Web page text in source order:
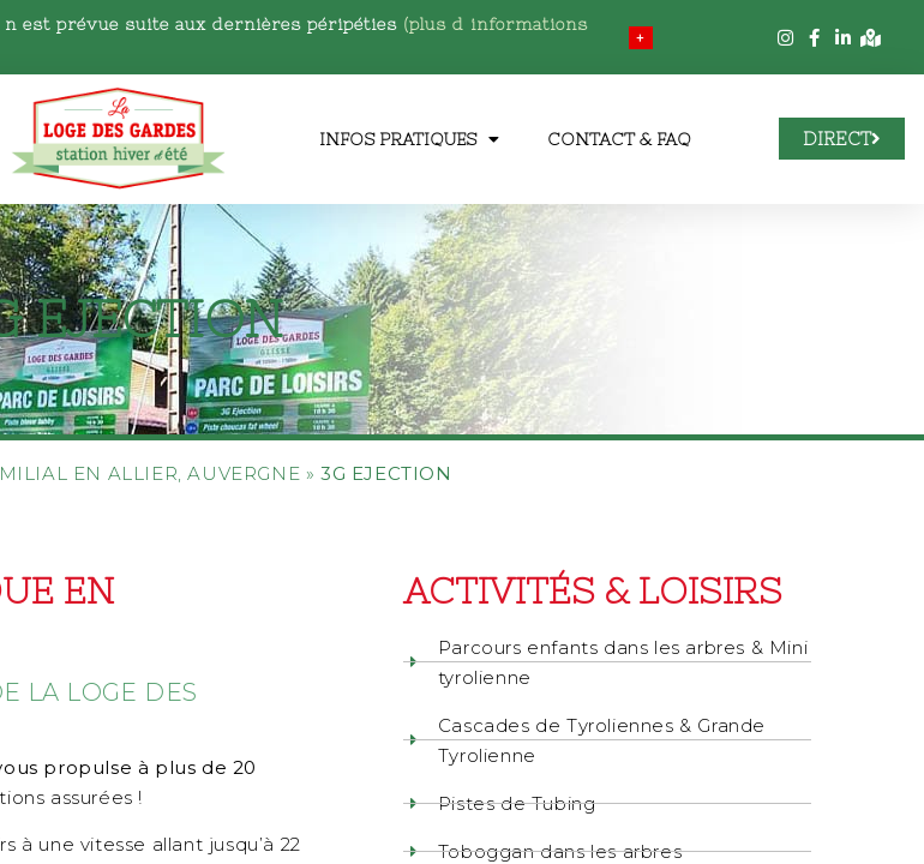
n est prévue suite aux dernières péripéties (plus d informations
+
INFOS PRATIQUES CONTACT & FAQ DIRECT
EJECTION
EN ALLIER, AUVERGNE »3G EJECTION
EN
LA LOGE DES
propulse à plus de 20
assurées !
à une vitesse allant jusqu’à 22
ACTIVITÉS & LOISIRS
Parcours enfants dans les arbres & Mini
tyrolienne
Cascades de Tyroliennes & Grande
Tyrolienne
Pistes de Tubing
Toboggan dans les arbres